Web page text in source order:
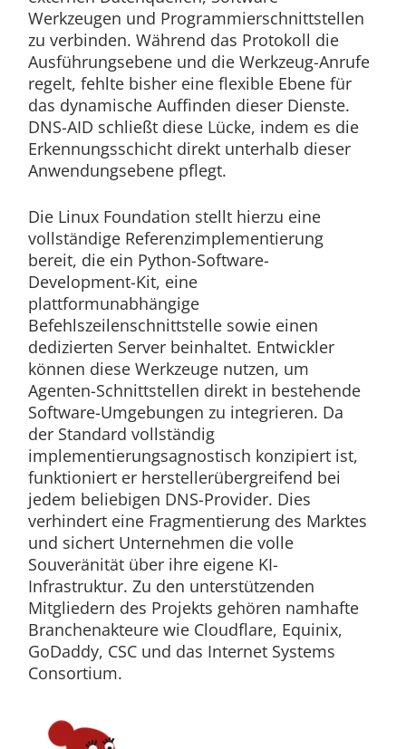
Werkzeugen und Programmierschnittstellen
zu verbinden. Während das Protokoll die
Ausführungsebene und die Werkzeug-Anrufe
regelt, fehlte bisher eine flexible Ebene für
das dynamische Auffinden dieser Dienste.
DNS-AID schließt diese Lücke, indem es die
Erkennungsschicht direkt unterhalb dieser
Anwendungsebene pflegt.
Die Linux Foundation stellt hierzu eine
vollständige Referenzimplementierung
bereit, die ein Python-Software-
Development-Kit, eine
plattformunabhängige
Befehlszeilenschnittstelle sowie einen
dedizierten Server beinhaltet. Entwickler
können diese Werkzeuge nutzen, um
Agenten-Schnittstellen direkt in bestehende
Software-Umgebungen zu integrieren. Da
der Standard vollständig
implementierungsagnostisch konzipiert ist,
funktioniert er herstellerübergreifend bei
jedem beliebigen DNS-Provider. Dies
verhindert eine Fragmentierung des Marktes
und sichert Unternehmen die volle
Souveränität über ihre eigene KI-
Infrastruktur. Zu den unterstützenden
Mitgliedern des Projekts gehören namhafte
Branchenakteure wie Cloudflare, Equinix,
GoDaddy, CSC und das Internet Systems
Consortium.